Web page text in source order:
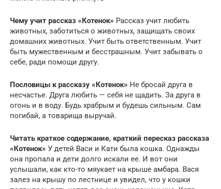
Чему учит рассказ «Котенок» Рассказ учит любить
животных, заботиться о животных, защищать своих
домашних животных. Учит быть ответственным. Учит
быть мужественным и бесстрашным. Учит забывать о
себе, ради помощи другу.
Пословицы к рассказу «Котенок» Не бросай друга в
несчастье. Друга любить — себя не щадить. За друга в
огонь и в воду. Будь храбрым и будешь сильным. Сам
погибай, а товарища выручай.
Читать краткое содержание, краткий пересказ рассказа
«Котенок» У детей Васи и Кати была кошка. Однажды
она пропала и дети долго искали ее. И вот они
услышали, как кто-то мяукает на крыше амбара. Вася
залез на крышу по лестнице и увидел, что у кошки